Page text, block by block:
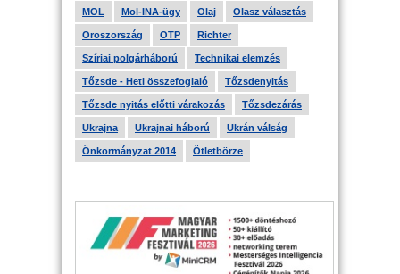
MOL Mol-INA-ügy Olaj Olasz választás
Oroszország OTP Richter
Szíriai polgárháború Technikai elemzés
Tőzsde - Heti összefoglaló Tőzsdenyitás
Tőzsde nyitás előtti várakozás Tőzsdezárás
Ukrajna Ukrajnai háború Ukrán válság
Önkormányzat 2014 Ötletbörze